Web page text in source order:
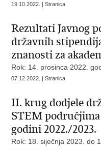
19.10.2022. | Stranica
Rezultati Javnog
državnih
znanosti za
Rok: 14. prosinca 2022.
07.12.2022. | Stranica
II. krug dodjele
STEM
godini 2022./2023.
Rok: 18. siječnja 2023. do